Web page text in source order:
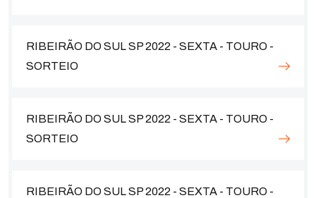
RIBEIRÃO DO SUL SP 2022 - SEXTA - TOURO -
SORTEIO
RIBEIRÃO DO SUL SP 2022 - SEXTA - TOURO -
SORTEIO
RIBEIRÃO DO SUL SP 2022 - SEXTA - TOURO -